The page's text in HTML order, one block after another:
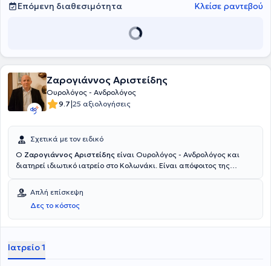
Επόμενη διαθεσιμότητα Κλείσε ραντεβού
Ζαρογιάννος Αριστείδης
Ουρολόγος - Ανδρολόγος
9.7|25 αξιολογήσεις
Σχετικά με τον ειδικό
Ο Ζαρογιάννος Αριστείδης είναι Ουρολόγος - Ανδρολόγος και
διατηρεί ιδιωτικό ιατρείο στο Κολωνάκι. Είναι απόφοιτος της
και της Στρατιωτικής Σχολής Αξιωματικών Σωμάτων (Σ.Σ.Α.Σ).
Διαθέτει πολυετή κλινική εμπειρία έχοντας εργαστεί σε αρκετά
στρατιωτικά νοσοκομεία της Αττικής και διατελεί Στρατιωτικός
Ιατρός στην Ουρολογική κλινική του 417 ΝΙΜΤΣ.
Απλή επίσκεψη
Δες το κόστος
Ιατρείο 1